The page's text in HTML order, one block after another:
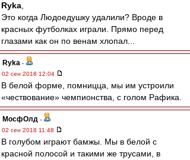
Ryka
Это когда Людоедушку удалили? Вроде в
красных футболках играли. Прямо перед
глазами как он по венам хлопал...
Ryka -
02 сен 2018 12:04
В белой форме, помницца, мы им устроили
«чествование» чемпионства, с голом Рафика.
МосфОлд -
02 сен 2018 11:48
В голубом играют бамжы. Мы в белой с
красной полосой и такими же трусами, в